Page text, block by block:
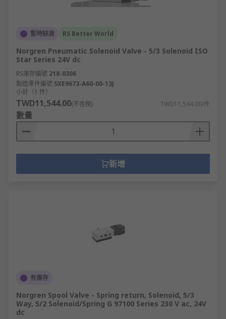
暫時缺貨 RS Better World
Norgren Pneumatic Solenoid Valve - 5/3 Solenoid ISO
Star Series 24V dc
RS庫存編號 218-0306
製造零件編號 SXE9673-A60-00-13J
小計（1 件）
TWD11,544.00(不含稅) TWD11,544.00/件
數量
新增
有庫存
Norgren Spool Valve - Spring return, Solenoid, 5/3
Way, 5/2 Solenoid/Spring G 97100 Series 230 V ac, 24V
dc